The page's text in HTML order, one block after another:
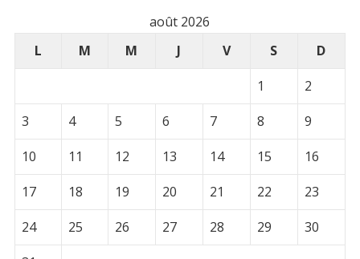
août 2026
L
M M J V S
D
1
2
3
4 5 6 7 8
9
10
11 12 13 14 15
16
17
18 19 20 21 22
23
24
25 26 27 28 29
30